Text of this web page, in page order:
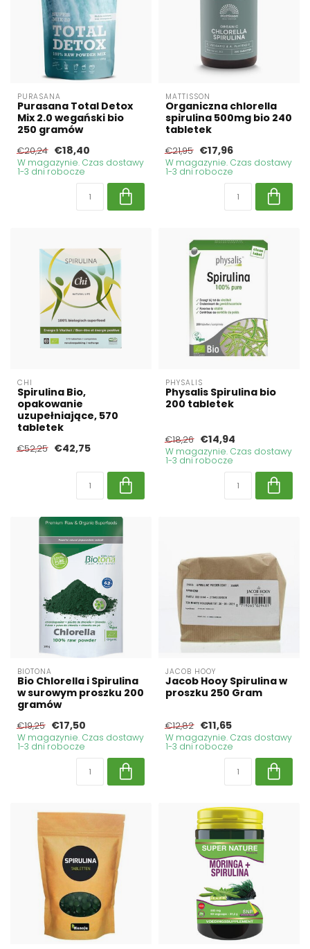
PURASANA
Purasana Total Detox
Mix 2.0 wegański bio
250 gramów
€20,24 €18,40
W magazynie. Czas dostawy
1-3 dni robocze
MATTISSON
Organiczna chlorella
spirulina 500mg bio 240
tabletek
€21,95 €17,96
W magazynie. Czas dostawy
1-3 dni robocze
CHI
Spirulina Bio,
opakowanie
uzupełniające, 570
tabletek
€52,25 €42,75
PHYSALIS
Physalis Spirulina bio
200 tabletek
€18,26 €14,94
W magazynie. Czas dostawy
1-3 dni robocze
BIOTONA
Bio Chlorella i Spirulina
w surowym proszku 200
gramów
€19,25 €17,50
W magazynie. Czas dostawy
1-3 dni robocze
JACOB HOOY
Jacob Hooy Spirulina w
proszku 250 Gram
€12,82 €11,65
W magazynie. Czas dostawy
1-3 dni robocze